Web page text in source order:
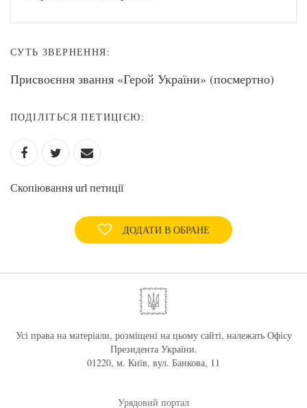
СУТЬ ЗВЕРНЕННЯ:
Присвоєння звання «Герой України» (посмертно)
ПОДІЛІТЬСЯ ПЕТИЦІЄЮ:
Скопіювання url петиції
ДОДАТИ В ОБРАНЕ
Усі права на матеріали, розміщені на цьому сайті, належать Офісу
Президента України.
01220, м. Київ, вул. Банкова, 11
Урядовий портал